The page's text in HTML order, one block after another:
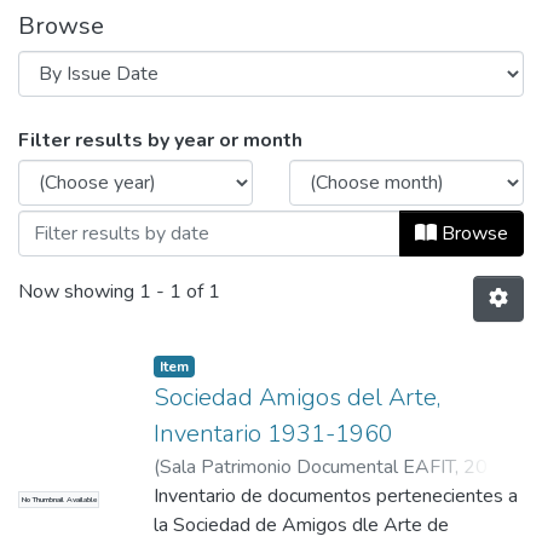
Browse
Browsing Sociedad de Amigos del
Filter results by year or month
Browse
Now showing 1 - 1 of 1
No Thumbnail Available
Item
Sociedad Amigos del Arte,
Inventario 1931-1960
(Sala Patrimonio Documental EAFIT, 2011-
12-01)Sala de Patrimonio Documental,
Archivos musicales
Inventario de documentos pertenecientes a
la Sociedad de Amigos dle Arte de